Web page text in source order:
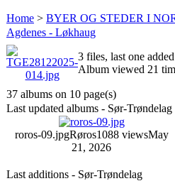
Home > BYER OG STEDER I
Agdenes - Løkhaug
3 files, last one
Album viewed 21
37 albums on 10 page(s)
Last updated albums - Sør-Trøndelag
roros-09.jpgRøros1088 viewsMay
21, 2026
Last additions - Sør-Trøndelag